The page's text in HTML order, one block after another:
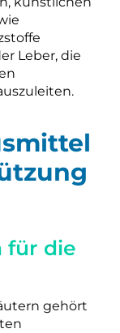
Leber, die
für die
gehört